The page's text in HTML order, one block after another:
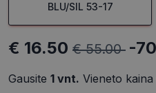
BLU/SIL 53-17
€ 16.50 € 55.00 -
Gausite 1 vnt. Vieneto kaina